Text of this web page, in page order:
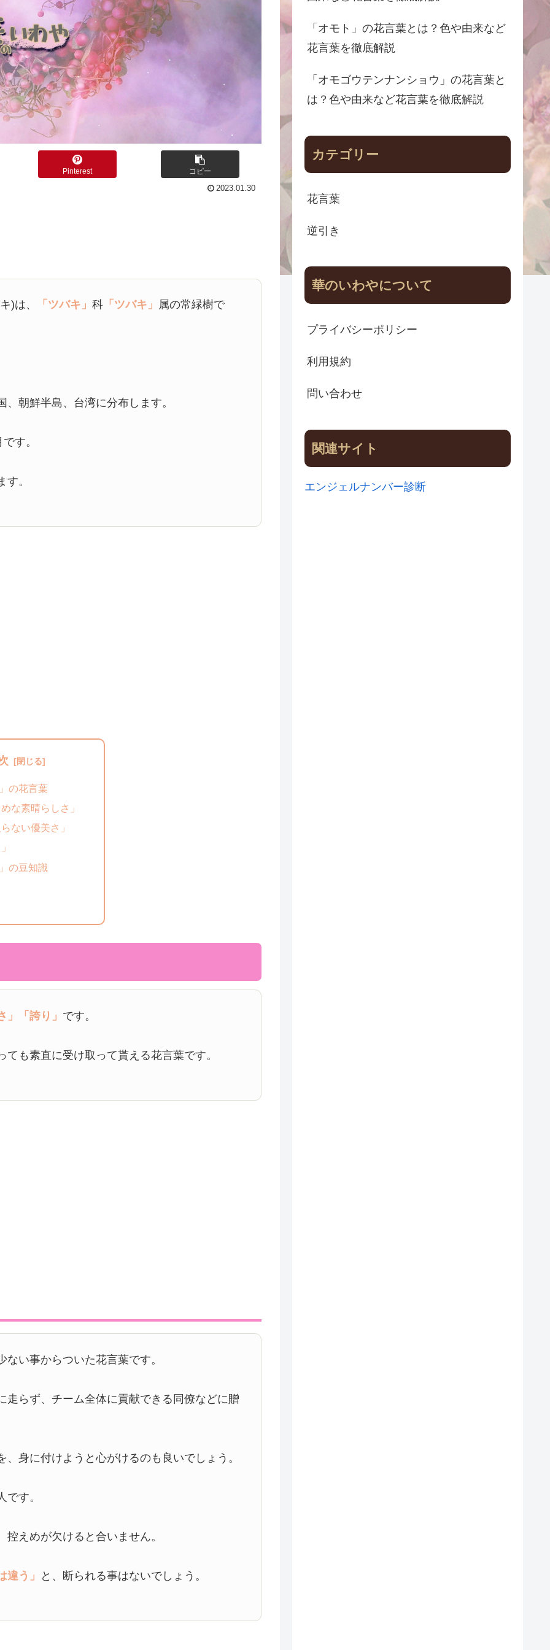
Pinterest コピー
2023.01.30
)は、 「ツバキ」科 「ツバキ」
属の常緑樹で
朝鮮半島、台湾に分布します。
す。
。
の花言葉
めな素晴らしさ」
らない優美さ」
の豆知識
」 「誇り」 です。
も素直に受け取って貰える花言葉です。
い事からついた花言葉です。
らず、チーム全体に貢献できる同僚などに贈
、身に付けようと心がけるのも良いでしょう。
す。
えめが欠けると合いません。
違う」 と、断られる事はないでしょう。
「オモト」の花言葉とは？色や由来など
花言葉を徹底解説
「オモゴウテンナンショウ」の花言葉と
は？色や由来など花言葉を徹底解説
カテゴリー
花言葉
逆引き
華のいわやについて
プライバシーポリシー
利用規約
問い合わせ
関連サイト
エンジェルナンバー診断